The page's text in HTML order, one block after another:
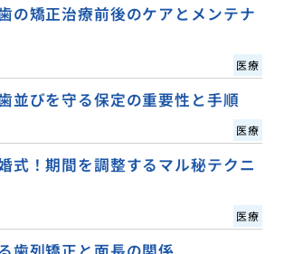
の矯正治療前後のケアとメンテナ
医療
並びを守る保定の重要性と手順
医療
式！期間を調整するマル秘テクニ
医療